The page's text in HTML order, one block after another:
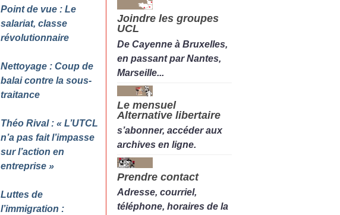
Point de vue : Le
salariat, classe
révolutionnaire
Nettoyage : Coup de
balai contre la sous-
traitance
Théo Rival : « L’UTCL
n’a pas fait l’impasse
sur l’action en
entreprise »
Luttes de
l’immigration :
Joindre les groupes
UCL
De Cayenne à Bruxelles,
en passant par Nantes,
Marseille...
Le mensuel
Alternative libertaire
s’abonner, accéder aux
archives en ligne.
Prendre contact
Adresse, courriel,
téléphone, horaires de la